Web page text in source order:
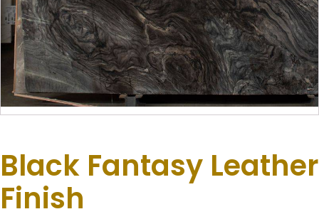
Black Fantasy Leather
Finish